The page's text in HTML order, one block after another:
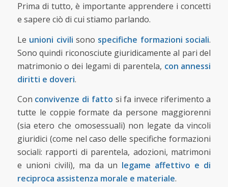
Prima di tutto, è importante apprendere i concetti
e sapere ciò di cui stiamo parlando.
Le unioni civili sono specifiche formazioni sociali.
Sono quindi riconosciute giuridicamente al pari del
matrimonio o dei legami di parentela, con annessi
diritti e doveri.
Con convivenze di fatto si fa invece riferimento a
tutte le coppie formate da persone maggiorenni
(sia etero che omosessuali) non legate da vincoli
giuridici (come nel caso delle specifiche formazioni
sociali: rapporti di parentela, adozioni, matrimoni
e unioni civili), ma da un legame affettivo e di
reciproca assistenza morale e materiale.